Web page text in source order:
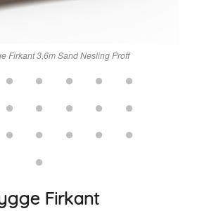
Firkant 3,6m Sand Nesling Proff
Firkant